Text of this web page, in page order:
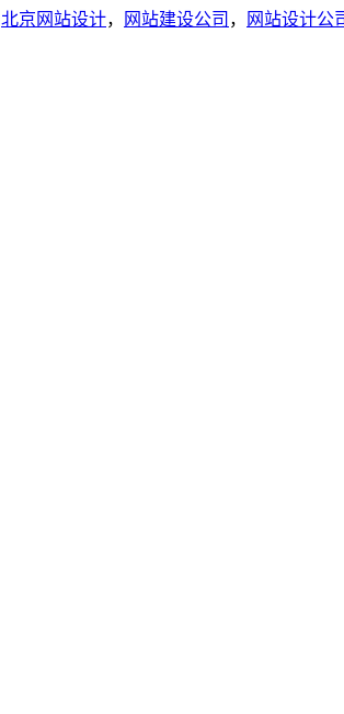
北京网站设计， 网站建设公司 ， 网站设计公